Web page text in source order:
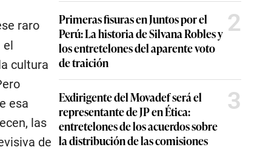
raro
el
cultura
esa
las
de
Primeras fisuras en Juntos por el
Perú: La historia de Silvana Robles y
los entretelones del aparente voto
de traición
2
Exdirigente del Movadef será el
representante de JP en Ética:
entretelones de los acuerdos sobre
la distribución de las comisiones
3